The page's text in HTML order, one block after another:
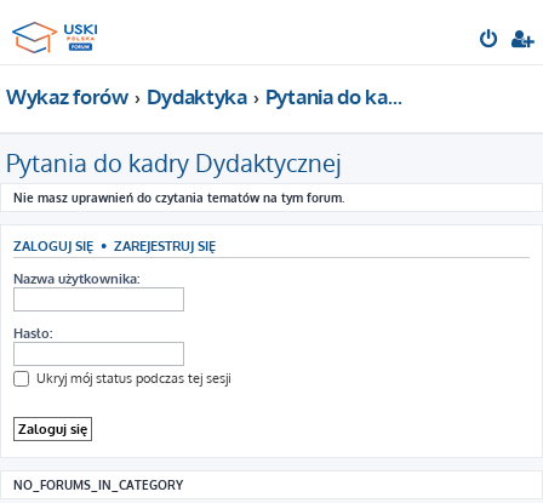
Wykaz forów Dydaktyka Pytania do kadry Dydaktycznej
Pytania do kadry Dydaktycznej
Nie masz uprawnień do czytania tematów na tym forum.
ZALOGUJ SIĘ • ZAREJESTRUJ SIĘ
Nazwa użytkownika:
Hasło:
Ukryj mój status podczas tej sesji
NO_FORUMS_IN_CATEGORY